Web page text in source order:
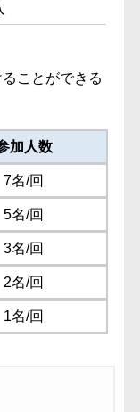
ことができる
加人数
7名/回
5名/回
3名/回
2名/回
1名/回